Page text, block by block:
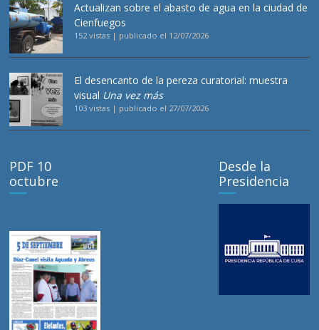
Actualizan sobre el abasto de agua en la ciudad de
Cienfuegos
152 vistas | publicado el 12/07/2026
El desencanto de la pereza curatorial: muestra
visual Una vez más
103 vistas | publicado el 27/07/2026
PDF 10
octubre
Desde la
Presidencia